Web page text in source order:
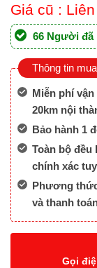
Giá cũ :
66 Người đã
Thông tin
Miễn phí
20km nội
Bảo hành 1
Toàn bộ đều
chính xác
Phương
và thanh
Gọi